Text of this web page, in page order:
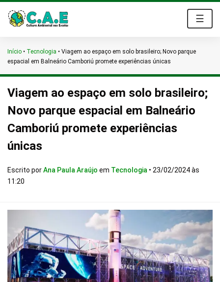
☰
Início • Tecnologia • Viagem ao espaço em solo brasileiro; Novo parque
espacial em Balneário Camboriú promete experiências únicas
Viagem ao espaço em solo brasileiro;
Novo parque espacial em Balneário
Camboriú promete experiências
únicas
Escrito porAna Paula Araújo em Tecnologia • 23/02/2024 às
11:20